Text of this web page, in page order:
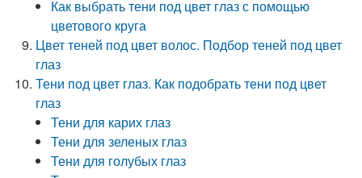
Как выбрать тени под цвет глаз с помощью
цветового круга
Цвет теней под цвет волос. Подбор теней под цвет
глаз
Тени под цвет глаз. Как подобрать тени под цвет
глаз
Тени для карих глаз
Тени для зеленых глаз
Тени для голубых глаз